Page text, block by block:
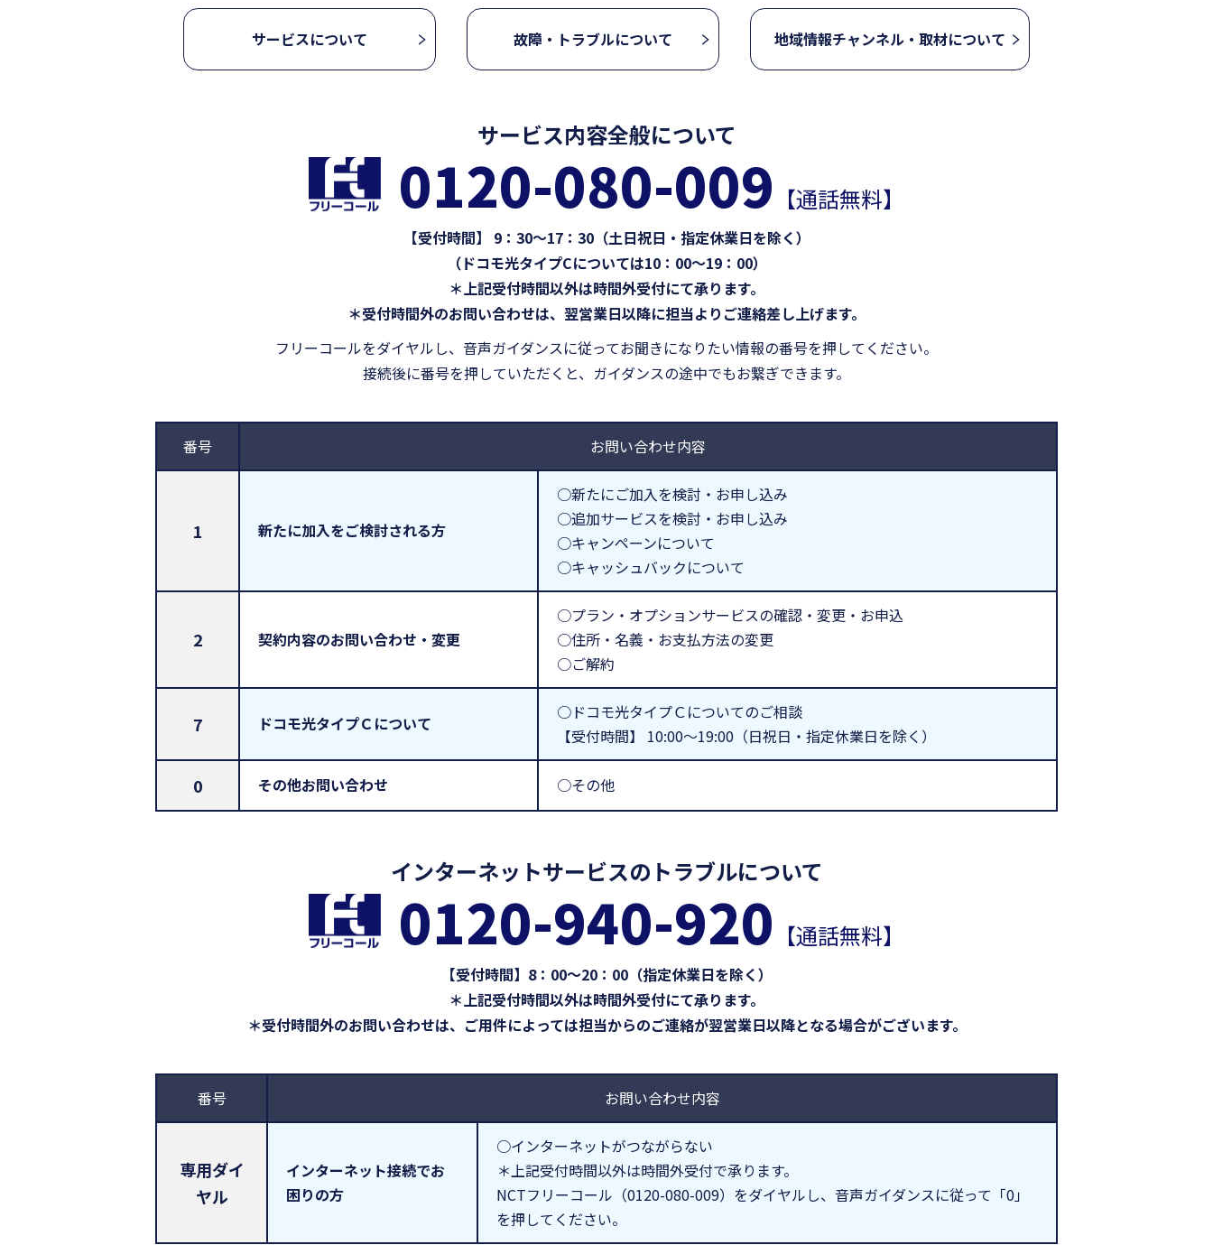
サービスについて 故障・トラブルについて 地域情報チャンネル・取材について
サービス内容全般について
0120-080-009 【通話無料】
【受付時間】 9：30～17：30（土日祝日・指定休業日を除く）
（ドコモ光タイプCについては10：00～19：00）
＊上記受付時間以外は時間外受付にて承ります。
＊受付時間外のお問い合わせは、翌営業日以降に担当よりご連絡差し上げます。
フリーコールをダイヤルし、音声ガイダンスに従ってお聞きになりたい情報の番号を押してください。
接続後に番号を押していただくと、ガイダンスの途中でもお繋ぎできます。
番号 お問い合わせ内容
1 新たに加入をご検討される方
○新たにご加入を検討・お申し込み
○追加サービスを検討・お申し込み
○キャンペーンについて
○キャッシュバックについて
2 契約内容のお問い合わせ・変更
○プラン・オプションサービスの確認・変更・お申込
○住所・名義・お支払方法の変更
○ご解約
7 ドコモ光タイプＣについて
○ドコモ光タイプＣについてのご相談
【受付時間】 10:00～19:00（日祝日・指定休業日を除く）
0 その他お問い合わせ ○その他
インターネットサービスのトラブルについて
0120-940-920 【通話無料】
【受付時間】8：00～20：00（指定休業日を除く）
＊上記受付時間以外は時間外受付にて承ります。
＊受付時間外のお問い合わせは、ご用件によっては担当からのご連絡が翌営業日以降となる場合がございます。
番号 お問い合わせ内容
専用ダイ
ヤル
インターネット接続でお
困りの方
○インターネットがつながらない
＊上記受付時間以外は時間外受付で承ります。
NCTフリーコール（0120-080-009）をダイヤルし、音声ガイダンスに従って「0」
を押してください。